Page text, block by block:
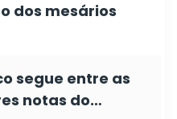
dos mesários
segue entre as
notas do…